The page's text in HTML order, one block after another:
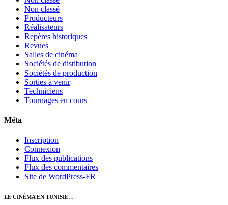
Non classé
Producteurs
Réalisateurs
Repères historiques
Revues
Salles de cinéma
Sociétés de distibution
Sociétés de production
Sorties à venir
Techniciens
Tournages en cours
Méta
Inscription
Connexion
Flux des publications
Flux des commentaires
Site de WordPress-FR
LE CINÉMA EN TUNISIE…